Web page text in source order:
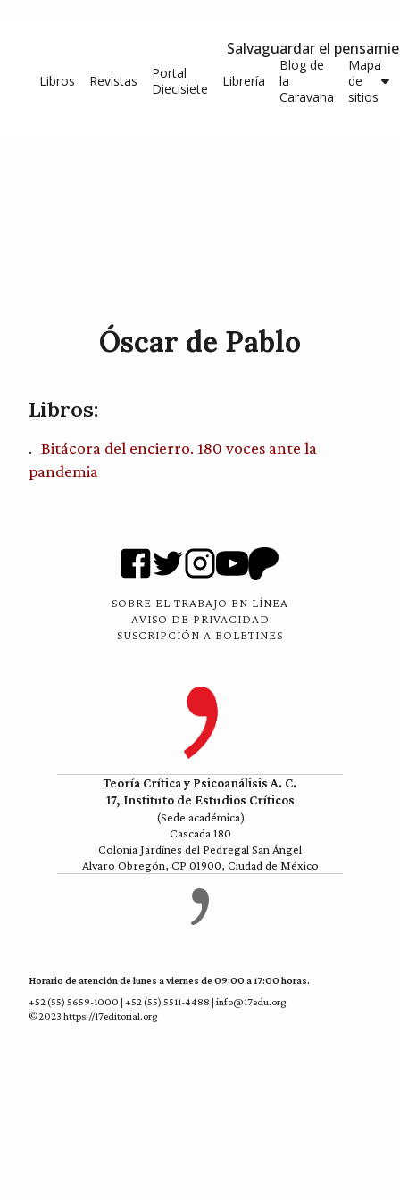
Salvaguardar el
Libros Revistas
Portal
Diecisiete
Librería
Blog de
la
Caravana
Mapa
de
sitios
Óscar de Pablo
Libros:
Bitácora del encierro. 180 voces ante la
pandemia
SOBRE EL TRABAJO EN LÍNEA
AVISO DE PRIVACIDAD
SUSCRIPCIÓN A BOLETINES
Teoría Crítica y Psicoanálisis A. C.
17, Instituto de Estudios Críticos
(Sede académica)
Cascada 180
Colonia Jardínes del Pedregal San Ángel
Alvaro Obregón, CP 01900, Ciudad de México
Horario de atención de lunes a viernes de 09:00 a 17:00 horas.
+52 (55) 5659-1000 | +52 (55) 5511-4488 | info@17edu.org
©2023 https://17editorial.org